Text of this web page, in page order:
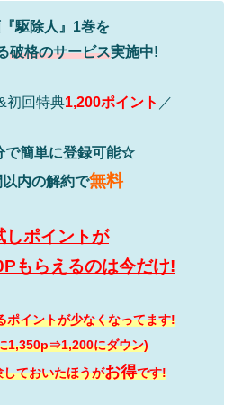
駆除人』1巻を
破格のサービス実施中!
初回特典1,200ポイント ／
簡単に登録可能☆
内の解約で無料
しポイントが
もらえるのは今だけ!
イントが少なくなってます!
1,350p⇒1,200にダウン)
ておいたほうがお得です!